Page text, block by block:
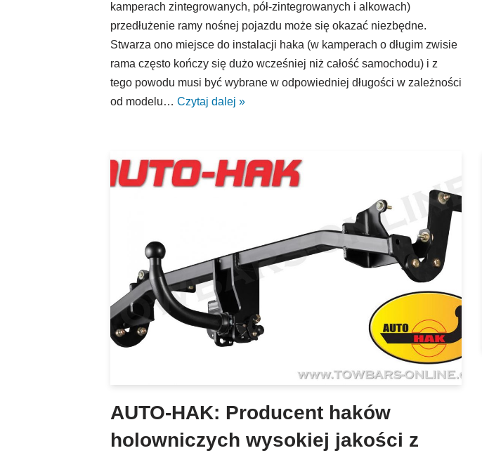
kamperach zintegrowanych, pół-zintegrowanych i alkowach)
przedłużenie ramy nośnej pojazdu może się okazać niezbędne.
Stwarza ono miejsce do instalacji haka (w kamperach o długim zwisie
rama często kończy się dużo wcześniej niż całość samochodu) i z
tego powodu musi być wybrane w odpowiedniej długości w zależności
od modelu… Czytaj dalej »
AUTO-HAK: Producent haków
holowniczych wysokiej jakości z